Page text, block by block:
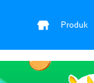
Produk